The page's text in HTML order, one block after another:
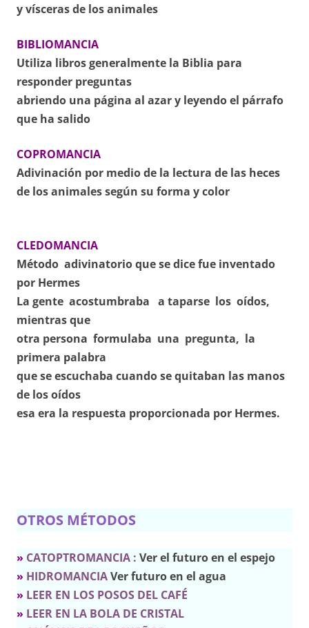
y vísceras de los animales
BIBLIOMANCIA
Utiliza libros generalmente la Biblia para
responder preguntas
abriendo una página al azar y leyendo el párrafo
que ha salido
COPROMANCIA
Adivinación por medio de la lectura de las heces
de los animales según su forma y color
CLEDOMANCIA
Método adivinatorio que se dice fue inventado
por Hermes
La gente acostumbraba a taparse los oídos,
mientras que
otra persona formulaba una pregunta, la
primera palabra
que se escuchaba cuando se quitaban las manos
de los oídos
esa era la respuesta proporcionada por Hermes.
OTROS MÉTODOS
» CATOPTROMANCIA : Ver el futuro en el espejo
» HIDROMANCIAVer futuro en el agua
» LEER EN LOS POSOS DEL CAFÉ
» LEER EN LA BOLA DE CRISTAL